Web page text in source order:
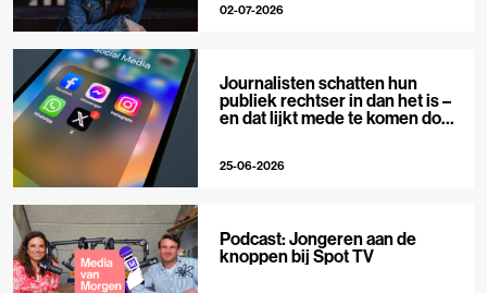
02-07-2026
Journalisten schatten hun
publiek rechtser in dan het is –
en dat lijkt mede te komen door
25-06-2026
Podcast: Jongeren aan de
knoppen bij Spot TV